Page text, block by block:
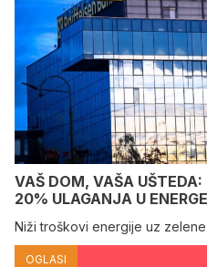
VAŠ DOM, VAŠA
20% ULAGANJA U
Niži troškovi energije uz
OGLASI